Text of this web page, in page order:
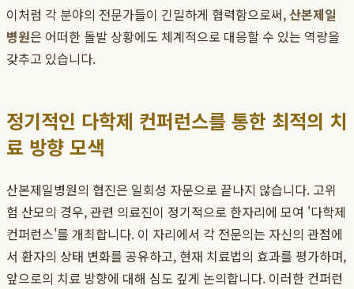
이처럼 각 분야의 전문가들이 긴밀하게 협력함으로써, 산본제일
병원은 어떠한 돌발 상황에도 체계적으로 대응할 수 있는 역량을
갖추고 있습니다.
정기적인 다학제 컨퍼런스를 통한 최적의 치
료 방향 모색
산본제일병원의 협진은 일회성 자문으로 끝나지 않습니다. 고위
험 산모의 경우, 관련 의료진이 정기적으로 한자리에 모여 '다학제
컨퍼런스'를 개최합니다. 이 자리에서 각 전문의는 자신의 관점에
서 환자의 상태 변화를 공유하고, 현재 치료법의 효과를 평가하며,
앞으로의 치료 방향에 대해 심도 깊게 논의합니다. 이러한 컨퍼런